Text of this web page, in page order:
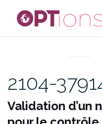
contenu
2104-
Validation d’un